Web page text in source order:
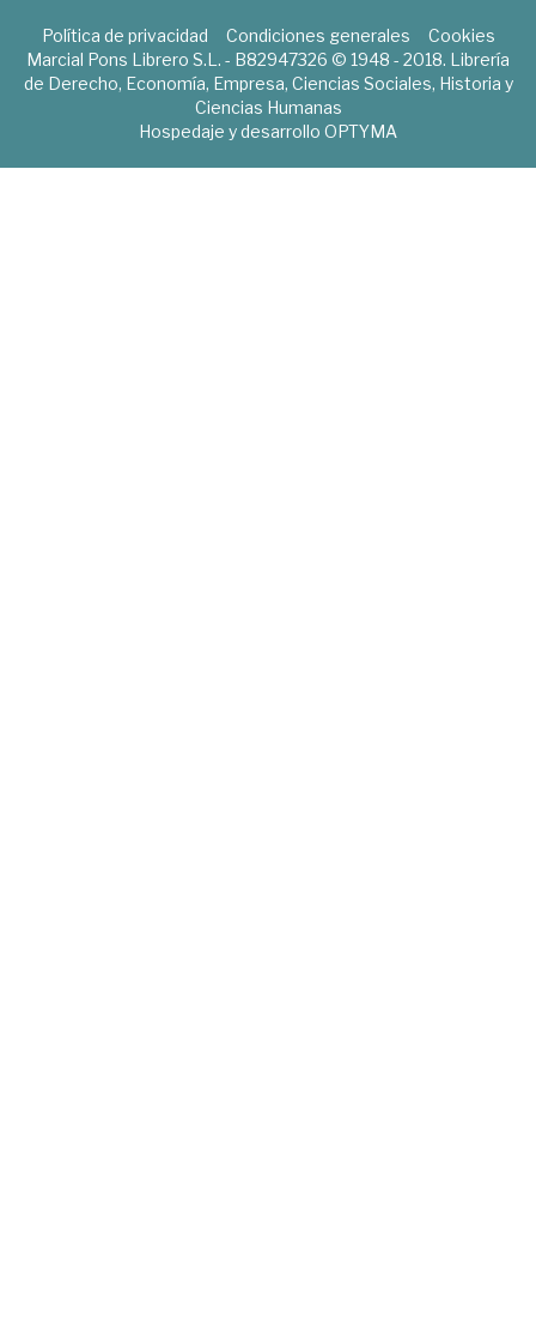
Política de privacidad Condiciones generales
Cookies
Marcial Pons Librero S.L. - B82947326 © 1948 - 2018. Librería
de Derecho, Economía, Empresa, Ciencias Sociales, Historia y
Ciencias Humanas
Hospedaje y desarrollo OPTYMA